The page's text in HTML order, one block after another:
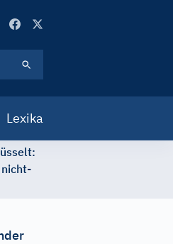
Lexika
nicht-